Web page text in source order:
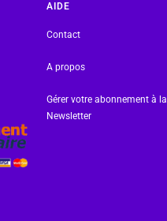
AIDE
Contact
A propos
Gérer votre abonnement à la
Newsletter